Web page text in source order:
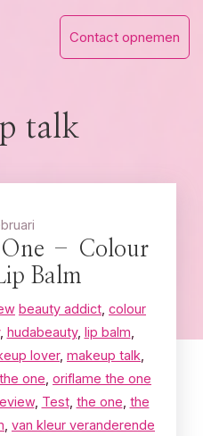
Contact opnemen
talk
– Colour
Balm
beauty addict colour
, hudabeauty, lip balm
lover, makeup talk
one oriflame the one
, Test, the one the
van kleur veranderende